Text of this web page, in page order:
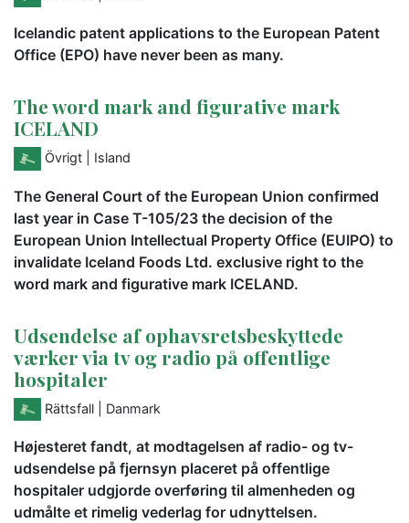
Icelandic patent applications to the European Patent
Office (EPO) have never been as many.
The word mark and figurative mark
ICELAND
Övrigt | Island
The General Court of the European Union confirmed
last year in Case T-105/23 the decision of the
European Union Intellectual Property Office (EUIPO) to
invalidate Iceland Foods Ltd. exclusive right to the
word mark and figurative mark ICELAND.
Udsendelse af ophavsretsbeskyttede
værker via tv og radio på offentlige
hospitaler
Rättsfall | Danmark
Højesteret fandt, at modtagelsen af radio- og tv-
udsendelse på fjernsyn placeret på offentlige
hospitaler udgjorde overføring til almenheden og
udmålte et rimelig vederlag for udnyttelsen.